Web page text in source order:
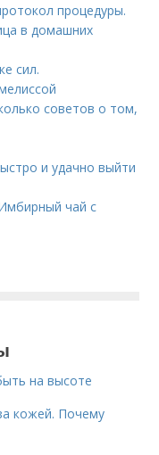
процедуры.
в домашних
сил.
советов о том,
и удачно выйти
чай с
на высоте
кожей. Почему